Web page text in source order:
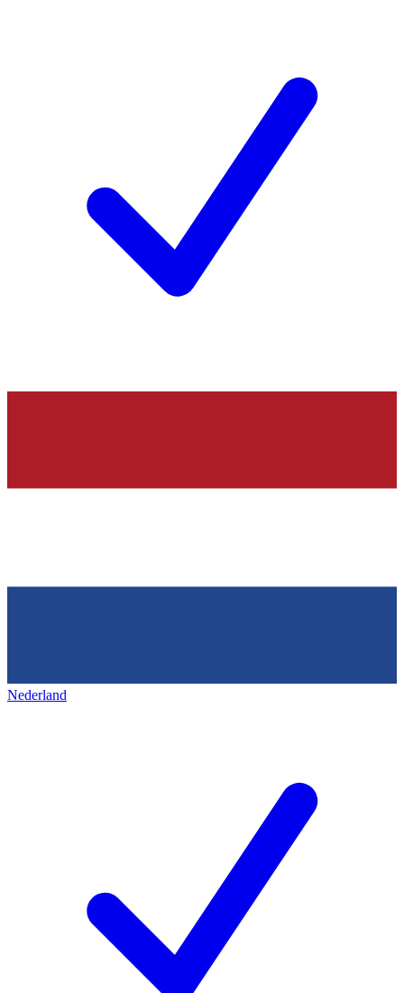
Nederland